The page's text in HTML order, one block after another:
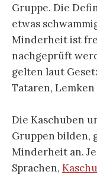
Gruppe. Die
etwas
Minderheit ist
nachgeprüft
gelten laut
Tataren, Lemken
Die Kaschuben
Gruppen bilden,
Minderheit an.
Sprachen,